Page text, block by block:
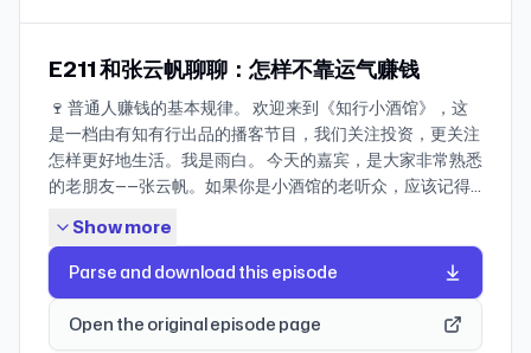
进一步深化城镇住房制度改革加快住房建设的通知》，正式
蓝印户口：上海 1994 年推出、2002 年取消的过渡性落户
政策。外地人在沪买房即可申请，持有满 3 年转为正式户
口。 因户口本封面为蓝色而得名。 08:22 沪七条：2026 年
2 月 26 日起，施行的上海楼市「新七条」，明确持有《上
海市居住证》满 5 年及以上的非沪籍家庭或单身人士可购一
套房，并调整外环内外的限购范围。 09:24 耕读传家：一种
视「种地维生、读书上进」为正当的出路的传统价值观。
15:21 达摩克利斯之剑：比喻随时悬在头顶、可能落下的风
险。 23:15 「底特律房子只卖一美元」：美国底特律曾是汽
戳 * 如何做到知行合一？要素一：把道理真正搞懂 02:27 为
残酷的事实：无法知行合一，是因为你并没有「真正搞懂」
那些道理 09:21 道理不会孤立存在，想「真正弄懂」就得搞
清它的模糊地带+背后支撑它的逻辑 * 如何做到知行合一？
要素二：合理进行预期管理 + 接受变化本身 13:11 你可能没有
想过：将道理实践到真实生活，究竟会遇到哪些困难 15:00
错误预期 vs 合理行动：你的父母不会被一期播客或一本书
改变，但你可以 20:42 原生家庭创伤与亲密关系：爱一个
人，就要爱 TA 原本的样子...吗？ 26:15 人是流水，而非标
杆：「我们的人生是随着命运之流而流动的」🌊 33:34 如何
卫翁：公众号 & 播客「起朱楼宴宾客」的主理人 孟岩：有知
01:00 孟岩确实「有知有行」了：录完《超越百岁》这期节
目就开始监测起了血糖 第一部分 普通人想做好投资，有没
有必要学更多？ 04:15 曾经每周更新一篇，一写就写了五
年， 孟岩为什么要做「投资实证」？（很推荐你点进这个链
接看看，囊括了孟岩五年间在不同市场环境下的思考和收
获） 07:51 大卫翁为什么坚持写了这么多年金融类文章？从
把央行动态、特朗普演讲写得生动，到记录这个时代，再到
用播客科普金融知识 11:27 写作像是在作者与编辑的对话中
完成的，而播客更像是击剑🤺 13:40 收益率、安全性、流动
E211 和张云帆聊聊：怎样不靠运气赚钱
🍷 普通人赚钱的基本规律。 欢迎来到《知行小酒馆》，这
是一档由有知有行出品的播客节目，我们关注投资，更关注
怎样更好地生活。我是雨白。 今天的嘉宾，是大家非常熟悉
的老朋友——张云帆。如果你是小酒馆的老听众，应该记得
理。很多听友都告诉我们，那两期节目 TA 们会反复收听。
这次聊天，我决定给云帆老师上点难度，布置了一道「作
业」：——聊聊「如何赚钱」。 听起来很直接、甚至有点俗
气，但我觉得这是我们播客里最不好聊的一道题。因为它太
现实，也太容易被误解。你要是讲得太实用，听起来好像一
Show more
Parse and download this episode
Open the original episode page